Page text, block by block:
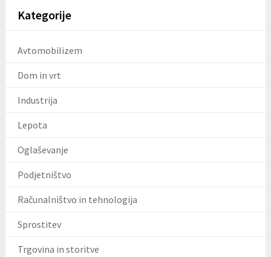
Kategorije
Avtomobilizem
Dom in vrt
Industrija
Lepota
Oglaševanje
Podjetništvo
Računalništvo in tehnologija
Sprostitev
Trgovina in storitve